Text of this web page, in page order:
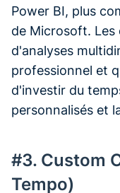
Power BI, plus
de Microsoft. Les
d'analyses
professionnel et
d'investir du
personnalisés et
#3. Custom
Tempo)